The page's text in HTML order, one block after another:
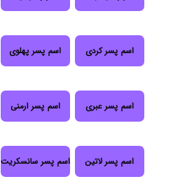
اسم پسر کردی اسم پسر پهلوی
اسم پسر عبری اسم پسر ارمنی
اسم پسر لاتین اسم پسر سانسکریت